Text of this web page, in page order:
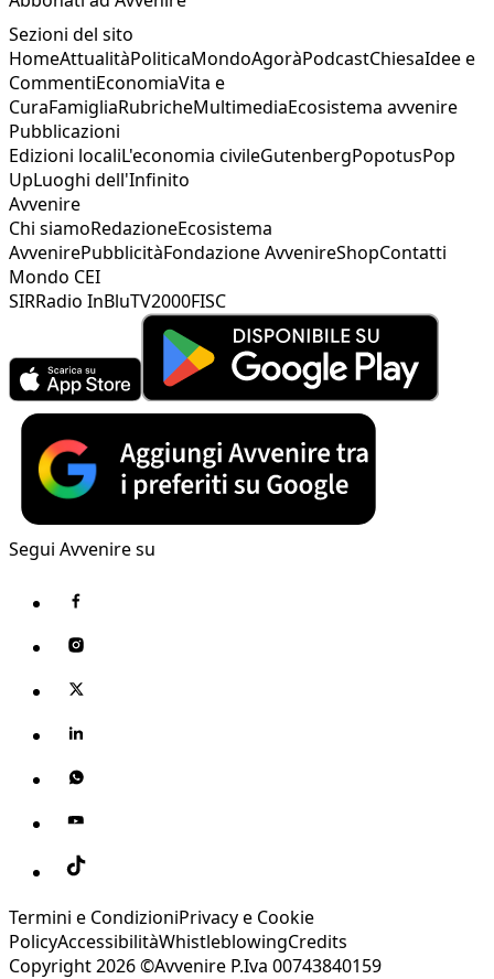
Sezioni del sito
HomeAttualitàPoliticaMondoAgoràPodcastChiesaIdee e
CommentiEconomiaVita e
CuraFamigliaRubricheMultimediaEcosistema avvenire
Pubblicazioni
Edizioni localiL'economia civileGutenbergPopotusPop
UpLuoghi dell'Infinito
Avvenire
Chi siamoRedazioneEcosistema
AvvenirePubblicitàFondazione AvvenireShopContatti
Mondo CEI
SIRRadio InBluTV2000FISC
Segui Avvenire su
Termini e CondizioniPrivacy e Cookie
PolicyAccessibilitàWhistleblowingCredits
Copyright 2026 ©Avvenire P.Iva 00743840159